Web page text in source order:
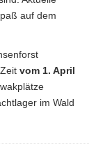
auf dem
vom 1. April
im Wald